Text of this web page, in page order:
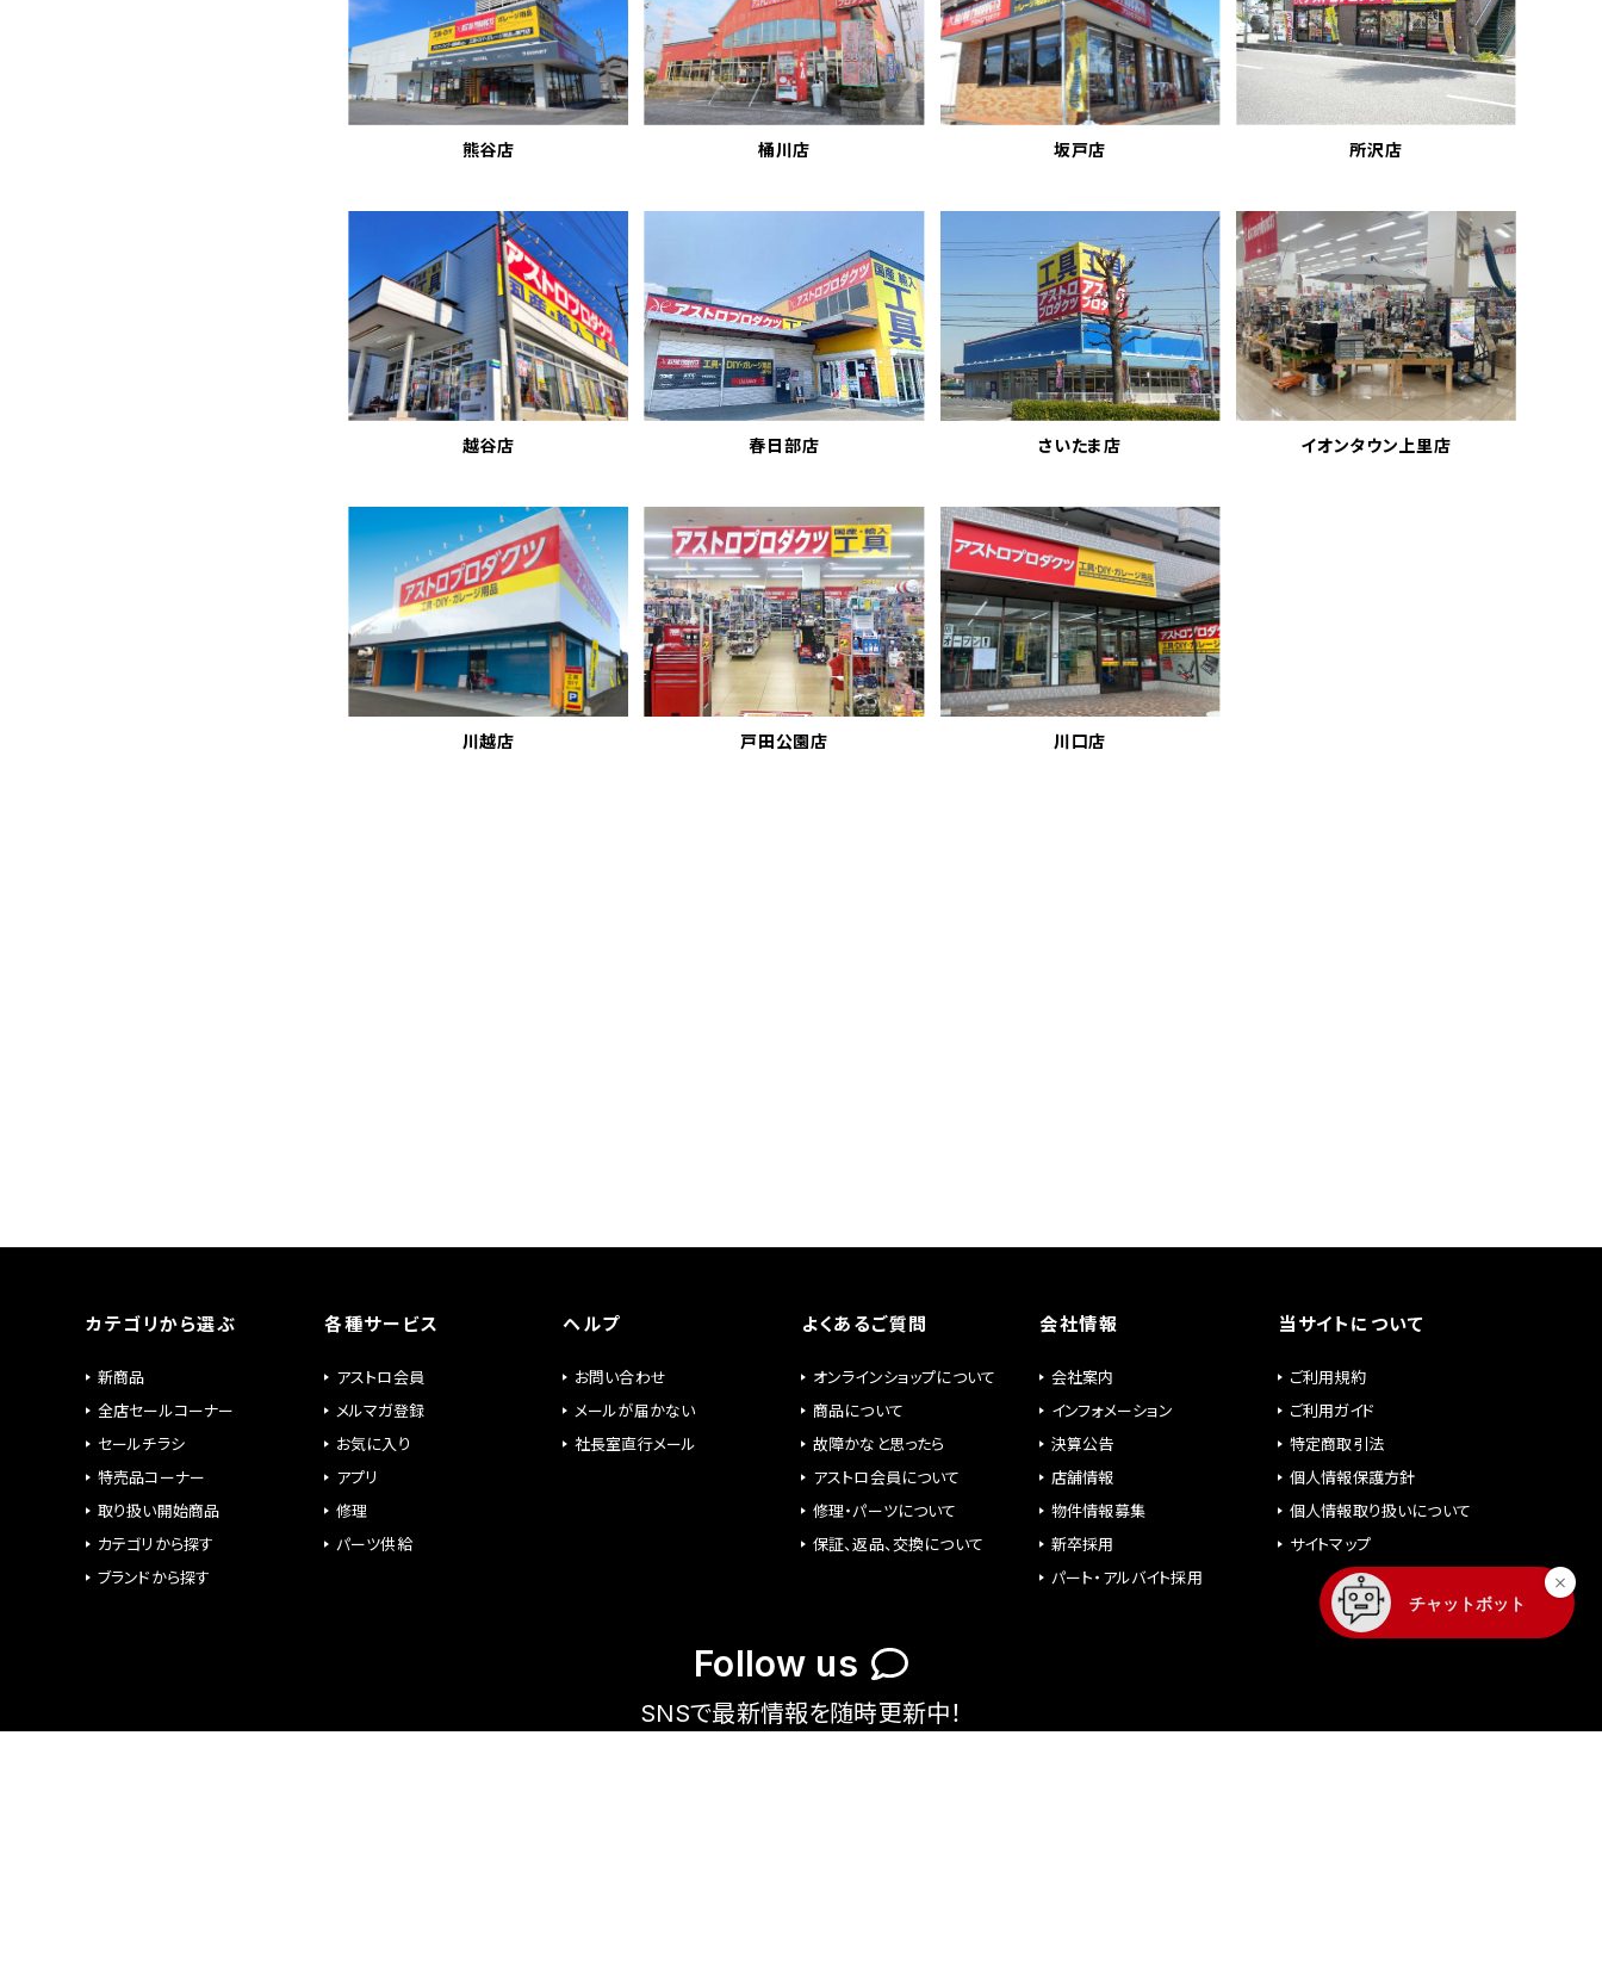
熊谷店 桶川店 坂戸店 所沢店
越谷店 春日部店 さいたま店 イオンタウン上里店
川越店 戸田公園店 川口店
カテゴリから選ぶ
新商品
全店セールコーナー
セールチラシ
特売品コーナー
取り扱い開始商品
カテゴリから探す
ブランドから探す
各種サービス
アストロ会員
メルマガ登録
お気に入り
アプリ
修理
パーツ供給
ヘルプ
お問い合わせ
メールが届かない
社長室直行メール
よくあるご質問
オンラインショップについて
商品について
故障かなと思ったら
アストロ会員について
修理・パーツについて
保証、返品、交換について
会社情報
会社案内
インフォメーション
決算公告
店舗情報
物件情報募集
新卒採用
パート・アルバイト採用
当サイトについて
ご利用規約
ご利用ガイド
特定商取引法
個人情報保護方針
個人情報取り扱いについて
サイトマップ
Follow us
SNSで最新情報を随時更新中！